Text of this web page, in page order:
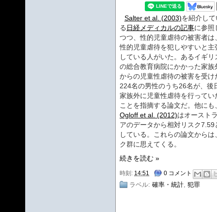
Salter et al. (2003)を紹介して
る 日経メディカルの記事に参照
つつ、性的児童虐待の被害者は
性的児童虐待を犯しやすいと主
している人がいた。あるイギリ
の総合教育病院にかかった家族
からの児童性虐待の被害を受け
224名の男性のうち26名が、後
家族外に児童性虐待を行ってい
ことを指摘する論文だ。他にも
Ogloff et al. (2012)はオースト
アのデータから相対リスク7.59
している。これらの論文から
ク群に思えてくる。
続きを読む »
時刻: 14:51 0 コメント
ラベル: 確率・統計 犯罪